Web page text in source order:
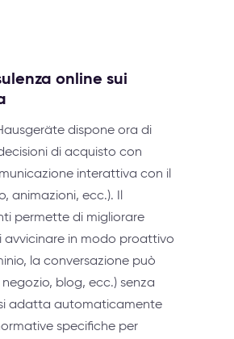
online sui
dispone ora di
di acquisto con
interattiva con il
animazioni, ecc.). Il
permette di migliorare
in modo proattivo
la conversazione può
blog, ecc.) senza
adatta automaticamente
specifiche per